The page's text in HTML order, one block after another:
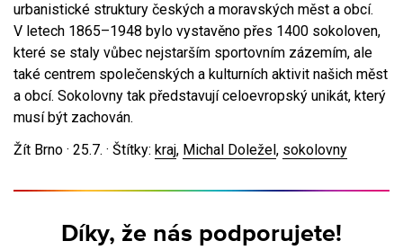
urbanistické struktury českých a moravských měst a obcí.
V letech 1865–1948 bylo vystavěno přes 1400 sokoloven,
které se staly vůbec nejstarším sportovním zázemím, ale
také centrem společenských a kulturních aktivit našich měst
a obcí. Sokolovny tak představují celoevropský unikát, který
musí být zachován.
Žít Brno · 25.7. · Štítky: kraj, Michal Doležel, sokolovny
Díky, že nás podporujete!